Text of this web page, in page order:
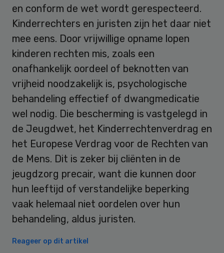
en conform de wet wordt gerespecteerd.
Kinderrechters en juristen zijn het daar niet
mee eens. Door vrijwillige opname lopen
kinderen rechten mis, zoals een
onafhankelijk oordeel of beknotten van
vrijheid noodzakelijk is, psychologische
behandeling effectief of dwangmedicatie
wel nodig. Die bescherming is vastgelegd in
de Jeugdwet, het Kinderrechtenverdrag en
het Europese Verdrag voor de Rechten van
de Mens. Dit is zeker bij cliënten in de
jeugdzorg precair, want die kunnen door
hun leeftijd of verstandelijke beperking
vaak helemaal niet oordelen over hun
behandeling, aldus juristen.
Reageer op dit artikel